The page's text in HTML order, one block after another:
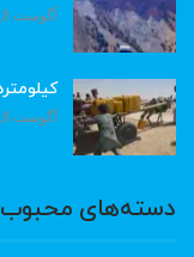
آگوست 8, 2026
آگوست 8, 2026
دسته‌های محبوب